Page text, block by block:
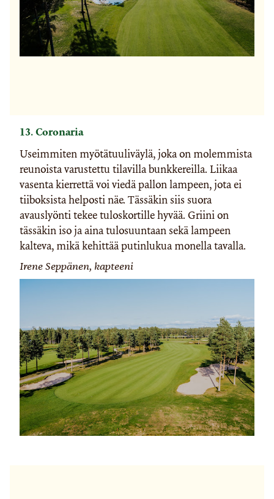
13. Coronaria
Useimmiten myötätuuliväylä, joka on molemmista
reunoista varustettu tilavilla bunkkereilla. Liikaa
vasenta kierrettä voi viedä pallon lampeen, jota ei
tiiboksista helposti näe. Tässäkin siis suora
avauslyönti tekee tuloskortille hyvää. Griini on
tässäkin iso ja aina tulosuuntaan sekä lampeen
kalteva, mikä kehittää putinlukua monella tavalla.
Irene Seppänen, kapteeni